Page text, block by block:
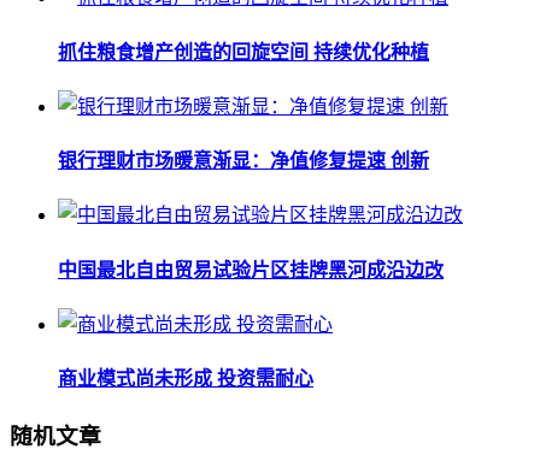
抓住粮食增产创造的回旋空间 持续优化种植
银行理财市场暖意渐显：净值修复提速 创新
中国最北自由贸易试验片区挂牌黑河成沿边改
商业模式尚未形成 投资需耐心
随机文章